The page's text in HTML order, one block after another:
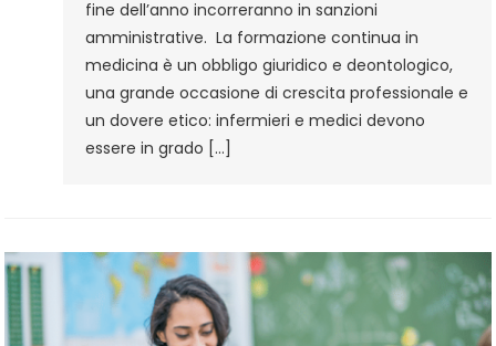
Debiti
Formativi
fine dell’anno incorreranno in sanzioni
amministrative. La formazione continua in
medicina è un obbligo giuridico e deontologico,
una grande occasione di crescita professionale e
un dovere etico: infermieri e medici devono
essere in grado […]